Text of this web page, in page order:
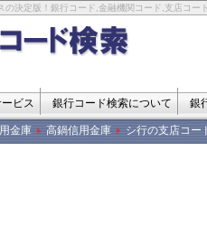
の決定版！銀行コード,金融機関コード,支店コー
ビス 銀行コード検索について 銀
金庫 高鍋信用金庫 シ行の支店コー